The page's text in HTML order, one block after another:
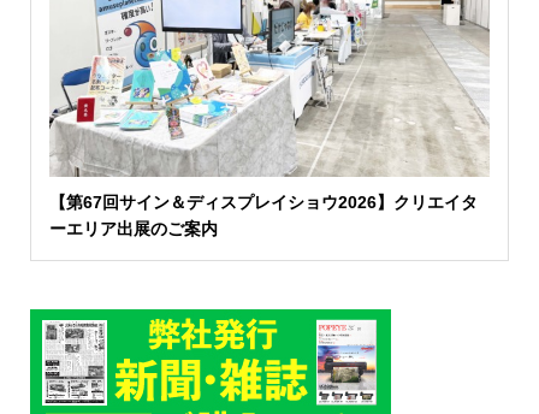
【第67回サイン＆ディスプレイショウ2026】クリエイタ
ーエリア出展のご案内